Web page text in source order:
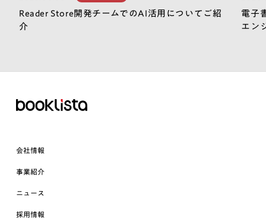
Reader Store開発チームでのAI活用についてご紹
介
電子
エン
会社情報
事業紹介
ニュース
採用情報